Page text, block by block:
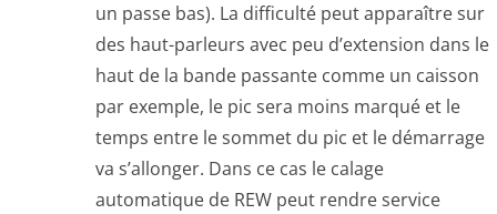
un passe bas). La difficulté peut apparaître sur
des haut-parleurs avec peu d’extension dans le
haut de la bande passante comme un caisson
par exemple, le pic sera moins marqué et le
temps entre le sommet du pic et le démarrage
va s’allonger. Dans ce cas le calage
automatique de REW peut rendre service